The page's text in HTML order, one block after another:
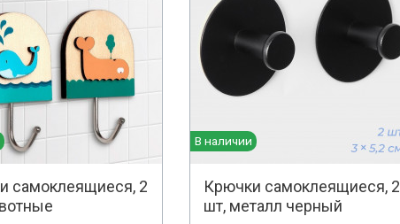
самоклеящиеся, 2
В наличии
Крючки самоклеящиеся, 2
шт, металл черный